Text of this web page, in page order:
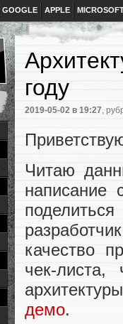
GOOGLE APPLE
году
2019-05-02 в 19:27,
Читаю
написание
качество
чек-
демо.